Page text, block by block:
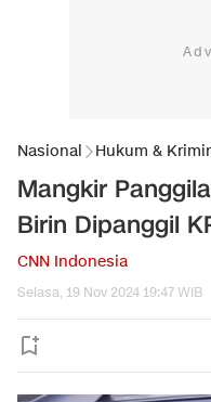
Nasional Hukum &
Mangkir
Birin Dipanggil
CNN Indonesia
Selasa, 19 Nov 2024 19:47 WIB